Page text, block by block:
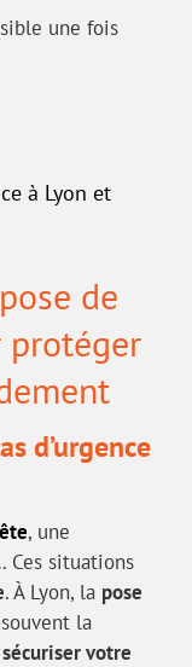
une fois
à Lyon et
de
protéger
d’urgence
, une
Ces situations
. À Lyon, la pose
la
sécuriser votre